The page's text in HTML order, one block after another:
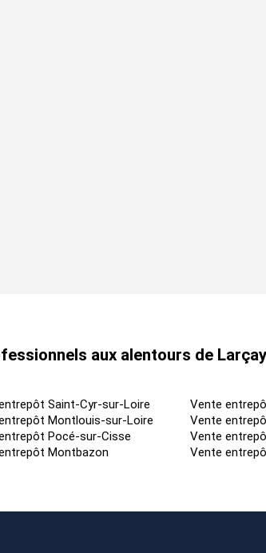
aux alentours de Larçay
Saint-Cyr-sur-Loire
Montlouis-sur-Loire
Pocé-sur-Cisse
Montbazon
Vente
Vente
Vente
Vente